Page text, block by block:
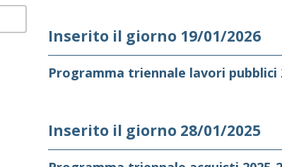
Inserito il giorno 19/01/2026
Programma triennale lavori pubblici
Inserito il giorno 28/01/2025